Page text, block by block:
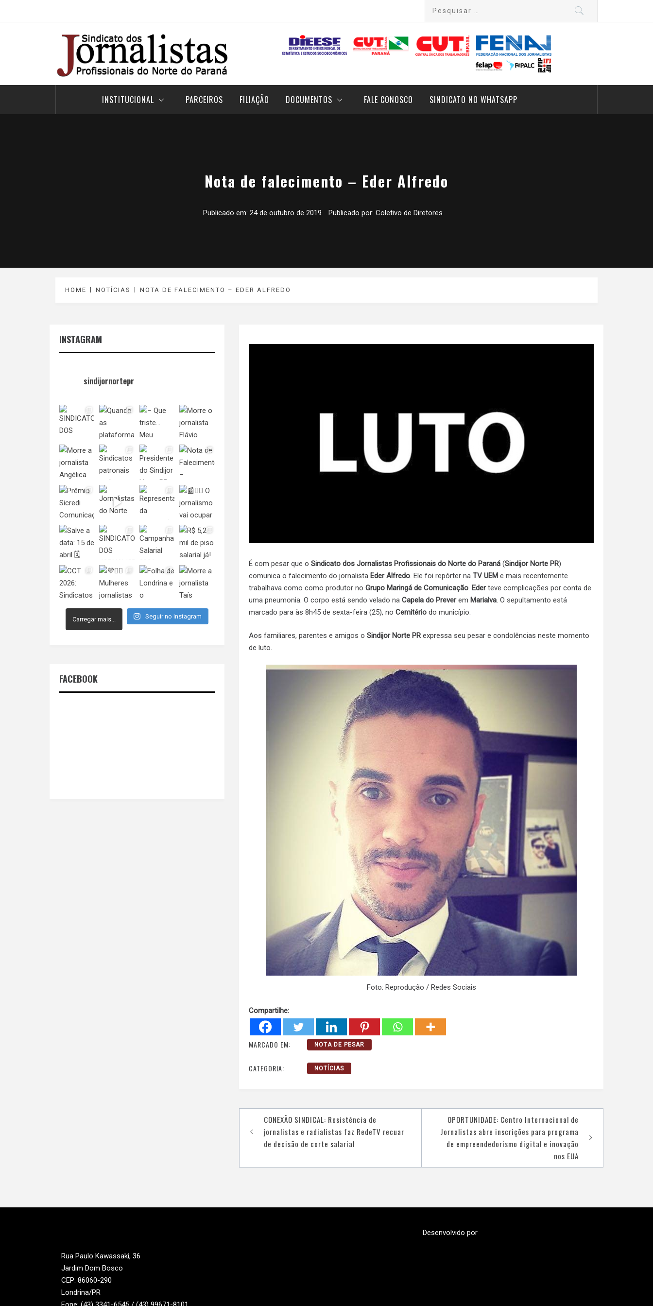
INSTITUCIONAL PARCEIROS FILIAÇÃO DOCUMENTOS FALE CONOSCO SINDICATO NO WHATSAPP
Nota de falecimento – Eder Alfredo
Publicado em: 24 de outubro de 2019 Publicado por: Coletivo de Diretores
HOME NOTÍCIAS NOTA DE FALECIMENTO – EDER ALFREDO
É com pesar que oSindicato dos Jornalistas Profissionais do Norte do Paraná (Sindijor Norte PR)
comunica o falecimento do jornalista Eder Alfredo. Ele foi repórter naTV UEM e mais recentemente
trabalhava como como produtor noGrupo Maringá de Comunicação. Ederteve complicações por conta de
uma pneumonia. O corpo está sendo velado naCapela do Preverem Marialva. O sepultamento está
marcado para às 8h45 de sexta-feira (25), noCemitériodo município.
Aos familiares, parentes e amigos oSindijor Norte PRexpressa seu pesar e condolências neste momento
de luto.
Foto: Reprodução / Redes Sociais
Compartilhe:
MARCADO EM: NOTA DE PESAR
CATEGORIA: NOTÍCIAS
Navegação
de
Post
CONEXÃO SINDICAL: Resistência de
jornalistas e radialistas faz RedeTV recuar
de decisão de corte salarial
OPORTUNIDADE: Centro Internacional de
Jornalistas abre inscrições para programa
de empreendedorismo digital e inovação
nos EUA
INSTAGRAM
sindijornortepr
Carregar mais... Seguir no Instagram
FACEBOOK
Rua Paulo Kawassaki, 36
Jardim Dom Bosco
CEP: 86060-290
Londrina/PR
Desenvolvido por